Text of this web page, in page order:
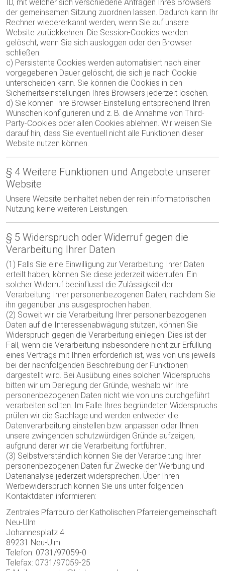
ID, mit welcher sich verschiedene Anfragen Ihres Browsers
der gemeinsamen Sitzung zuordnen lassen. Dadurch kann Ihr
Rechner wiedererkannt werden, wenn Sie auf unsere
Website zurückkehren. Die Session-Cookies werden
gelöscht, wenn Sie sich ausloggen oder den Browser
schließen.
c) Persistente Cookies werden automatisiert nach einer
vorgegebenen Dauer gelöscht, die sich je nach Cookie
unterscheiden kann. Sie können die Cookies in den
Sicherheitseinstellungen Ihres Browsers jederzeit löschen.
d) Sie können Ihre Browser-Einstellung entsprechend Ihren
Wünschen konfigurieren und z. B. die Annahme von Third-
Party-Cookies oder allen Cookies ablehnen. Wir weisen Sie
darauf hin, dass Sie eventuell nicht alle Funktionen dieser
Website nutzen können.
§ 4 Weitere Funktionen und Angebote unserer
Website
Unsere Website beinhaltet neben der rein informatorischen
Nutzung keine weiteren Leistungen.
§ 5 Widerspruch oder Widerruf gegen die
Verarbeitung Ihrer Daten
(1) Falls Sie eine Einwilligung zur Verarbeitung Ihrer Daten
erteilt haben, können Sie diese jederzeit widerrufen. Ein
solcher Widerruf beeinflusst die Zulässigkeit der
Verarbeitung Ihrer personenbezogenen Daten, nachdem Sie
ihn gegenüber uns ausgesprochen haben.
(2) Soweit wir die Verarbeitung Ihrer personenbezogenen
Daten auf die Interessenabwägung stützen, können Sie
Widerspruch gegen die Verarbeitung einlegen. Dies ist der
Fall, wenn die Verarbeitung insbesondere nicht zur Erfüllung
eines Vertrags mit Ihnen erforderlich ist, was von uns jeweils
bei der nachfolgenden Beschreibung der Funktionen
dargestellt wird. Bei Ausübung eines solchen Widerspruchs
bitten wir um Darlegung der Gründe, weshalb wir Ihre
personenbezogenen Daten nicht wie von uns durchgeführt
verarbeiten sollten. Im Falle Ihres begründeten Widerspruchs
prüfen wir die Sachlage und werden entweder die
Datenverarbeitung einstellen bzw. anpassen oder Ihnen
unsere zwingenden schutzwürdigen Gründe aufzeigen,
aufgrund derer wir die Verarbeitung fortführen.
(3) Selbstverständlich können Sie der Verarbeitung Ihrer
personenbezogenen Daten für Zwecke der Werbung und
Datenanalyse jederzeit widersprechen. Über Ihren
Werbewiderspruch können Sie uns unter folgenden
Kontaktdaten informieren:
Zentrales Pfarrbüro der Katholischen Pfarreiengemeinschaft
Neu-Ulm
Johannesplatz 4
89231 Neu-Ulm
Telefon: 0731/97059-0
Telefax: 0731/97059-25